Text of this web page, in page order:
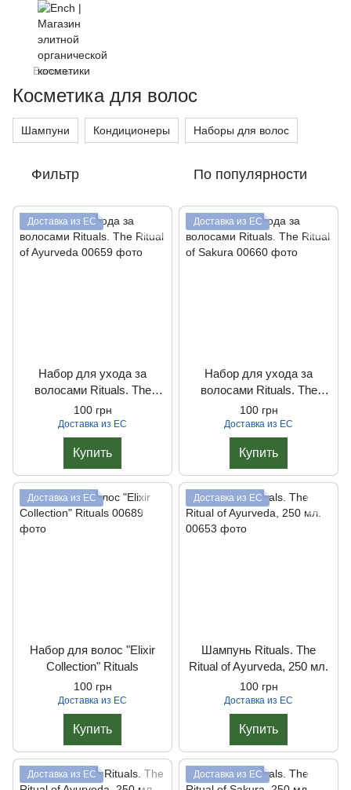
Волосы
Косметика для волос
Шампуни Кондиционеры Наборы для волос
Фильтр По популярности
Доставка из ЕС
Набор для ухода за
волосами Rituals. The
Ritual of Ayurveda
100 грн
Доставка из ЕС
Купить
Доставка из ЕС
Набор для ухода за
волосами Rituals. The
Ritual of Sakura
100 грн
Доставка из ЕС
Купить
Доставка из ЕС
Набор для волос "Elixir
Collection" Rituals
100 грн
Доставка из ЕС
Купить
Доставка из ЕС
Шампунь Rituals. The
Ritual of Ayurveda, 250 мл.
100 грн
Доставка из ЕС
Купить
Доставка из ЕС Доставка из ЕС